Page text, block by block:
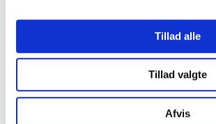
Tillad alle
Tillad valgte
Afvis
Kør gokart på en af Vojens Motorsport
mod venner, familie, kollegaer
godtfolk.